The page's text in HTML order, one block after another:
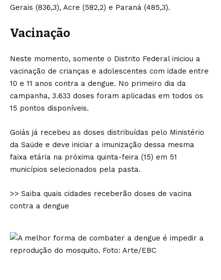
Gerais (836,3), Acre (582,2) e Paraná (485,3).
Vacinação
Neste momento, somente o Distrito Federal iniciou a
vacinação de crianças e adolescentes com idade entre
10 e 11 anos contra a dengue. No primeiro dia da
campanha, 3.633 doses foram aplicadas em todos os
15 pontos disponíveis.
Goiás já recebeu as doses distribuídas pelo Ministério
da Saúde e deve iniciar a imunização dessa mesma
faixa etária na próxima quinta-feira (15) em 51
municípios selecionados pela pasta.
>> Saiba quais cidades receberão doses de vacina
contra a dengue